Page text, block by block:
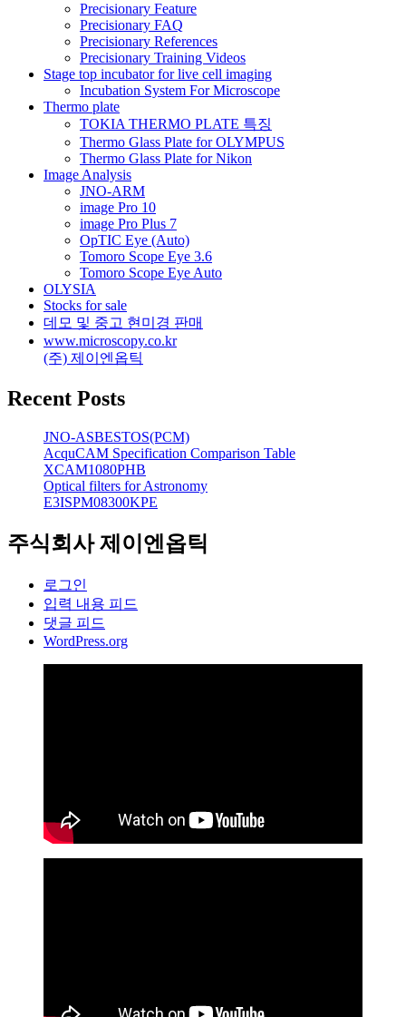
Precisionary Feature
Precisionary FAQ
Precisionary References
Precisionary Training Videos
Stage top incubator for live cell imaging
Incubation System For Microscope
Thermo plate
TOKIA THERMO PLATE 특징
Thermo Glass Plate for OLYMPUS
Thermo Glass Plate for Nikon
Image Analysis
JNO-ARM
image Pro 10
image Pro Plus 7
OpTIC Eye (Auto)
Tomoro Scope Eye 3.6
Tomoro Scope Eye Auto
OLYSIA
Stocks for sale
데모 및 중고 현미경 판매
www.microscopy.co.kr
(주) 제이엔옵틱
Recent Posts
JNO-ASBESTOS(PCM)
AcquCAM Specification Comparison Table
XCAM1080PHB
Optical filters for Astronomy
E3ISPM08300KPE
주식회사 제이엔옵틱
로그인
입력 내용 피드
댓글 피드
WordPress.org